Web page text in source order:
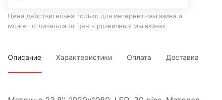
Цена действительна только для интернет-магазина и
может отличаться от цен в розничных магазинах
Описание Характеристики Оплата Доставка